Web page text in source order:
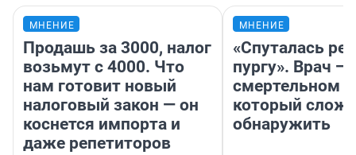
МНЕНИЕ
Продашь за 3000, налог
возьмут с 4000. Что
нам готовит новый
налоговый закон — он
коснется импорта и
даже репетиторов
МНЕНИЕ
«Спуталась
пургу». Врач —
смертельном
который
обнаружить